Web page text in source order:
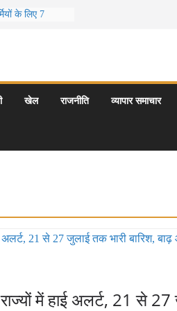
के लिए 7
स्थल: ताज
खेल राजनीति व्यापार समाचार
में हाई अलर्ट, 21 से 27